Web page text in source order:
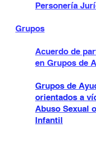
Personería
Grupos
Acuerdo de
en Grupos de
Grupos de
orientados a
Abuso Sexual
Infantil